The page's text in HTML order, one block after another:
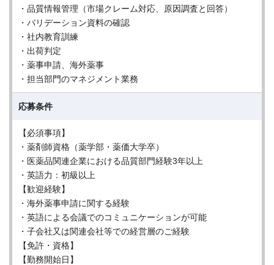
・品質情報管理（市場クレーム対応、原因調査と回答）
・バリデーション資料の確認
・社内教育訓練
・出荷判定
・薬事申請、海外薬事
・担当部門のマネジメント業務
応募条件
【必須事項】
・薬剤師資格（薬学部・薬価大学卒）
・医薬品関連企業における品質部門経験3年以上
・英語力：初級以上
【歓迎経験】
・海外薬事申請に関する経験
・英語による会議でのコミュニケーションが可能
・子会社又は関連会社等での経営層のご経験
【免許・資格】
【勤務開始日】